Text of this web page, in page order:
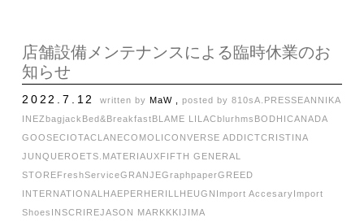
店舗設備メンテナンスによる臨時休業のお
知らせ
2022.7.12 written by MaW , posted by 810sA.PRESSEANNIKA
INEZbagjack Bed&BreakfastBLAME LILACblurhms BODHICANADA
GOOSECIOTACLANECOMOLICONVERSE ADDICTCRISTINA
JUNQUERO ETS.MATERIAUXFIFTH GENERAL
STOREFreshServiceGRANJEGraphpaperGREED
INTERNATIONAL HAEPER HERILL HEUGN Import AccesaryImport
Shoes INSCRIREJASON MARKKKIJIMA